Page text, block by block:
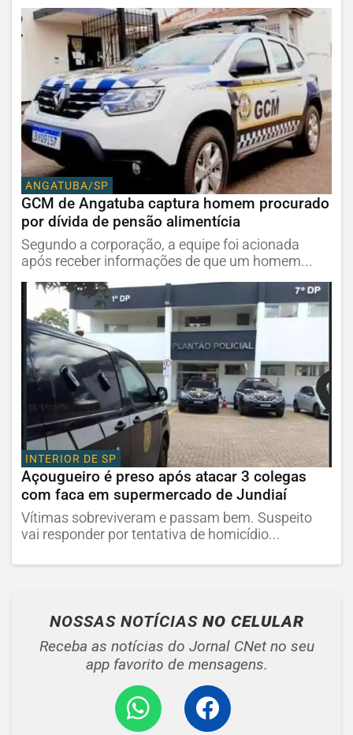
ANGATUBA/SP
GCM de Angatuba captura homem procurado
por dívida de pensão alimentícia
Segundo a corporação, a equipe foi acionada
após receber informações de que um homem...
INTERIOR DE SP
Açougueiro é preso após atacar 3 colegas
com faca em supermercado de Jundiaí
Vítimas sobreviveram e passam bem. Suspeito
vai responder por tentativa de homicídio...
NOSSAS NOTÍCIAS NO CELULAR
Receba as notícias do Jornal CNet no seu
app favorito de mensagens.